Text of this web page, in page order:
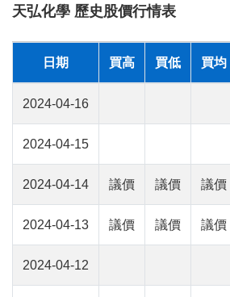
天弘化學 歷史股價行情表
日期 買高 買低 買均
2024-04-16
2024-04-15
2024-04-14 議價 議價 議價
2024-04-13 議價 議價 議價
2024-04-12